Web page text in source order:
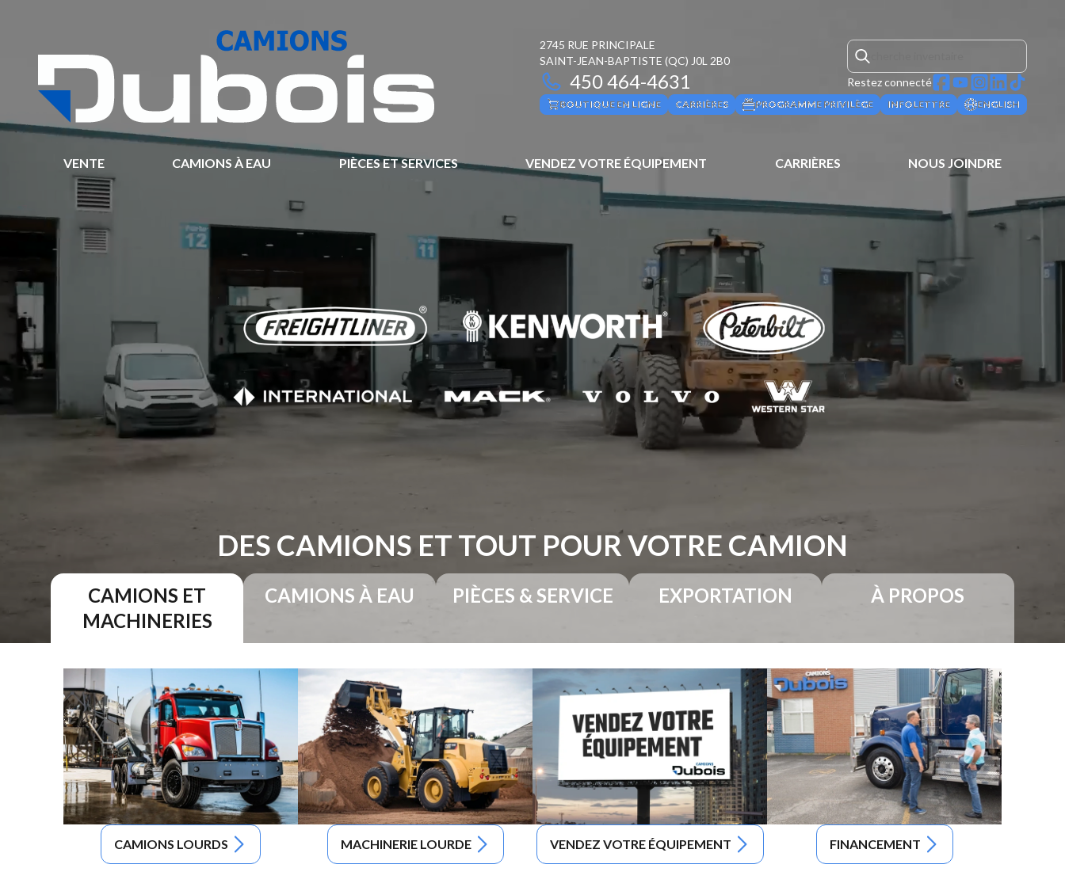
2745 RUE PRINCIPALE
SAINT-JEAN-BAPTISTE (QC) J0L 2B0
450 464-4631 Restez connecté
BOUTIQUE EN LIGNE CARRIÈRES PROGRAMME PRIVILÈGE INFOLETTRE ENGLISH
VENTE CAMIONS À EAU PIÈCES ET SERVICES VENDEZ VOTRE ÉQUIPEMENT CARRIÈRES NOUS JOINDRE
DES CAMIONS ET TOUT POUR VOTRE CAMION
CAMIONS ET
MACHINERIES
CAMIONS À EAU PIÈCES & SERVICE EXPORTATION À PROPOS
CAMIONS LOURDS MACHINERIE LOURDE VENDEZ VOTRE ÉQUIPEMENT FINANCEMENT